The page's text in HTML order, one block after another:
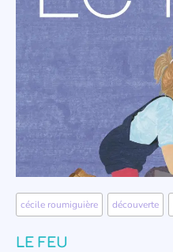
cécile roumiguière découverte
LE FEU